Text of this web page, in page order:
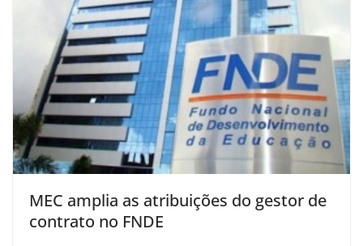
MEC amplia as atribuições do gestor de
contrato no FNDE